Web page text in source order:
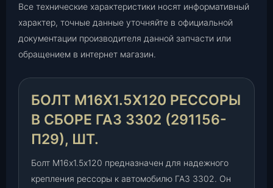
1
2
0
р
с
р
с
б
Все технические характеристики носят информативный
характер, точные данные уточняйте в официальной
документации производителя данной запчасти или
обращением в интернет магазин.
БОЛТ М16Х1.5Х120 РЕССОРЫ
В СБОРЕ ГАЗ 3302 (291156-
П29), ШТ.
Болт М16х1.5х120 предназначен для надежного
крепления рессоры к автомобилю ГАЗ 3302. Он